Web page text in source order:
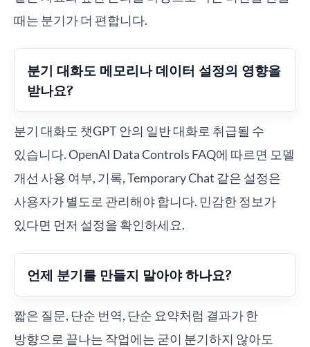
때는 분기가 더 편합니다.
분기 대화도 메모리나 데이터 설정의 영향을
받나요?
분기 대화도 챗GPT 안의 일반 대화로 취급될 수
있습니다. OpenAI Data Controls FAQ에 따르면 모델
개선 사용 여부, 기록, Temporary Chat 같은 설정은
사용자가 별도로 관리해야 합니다. 민감한 정보가
있다면 먼저 설정을 확인하세요.
언제 분기를 만들지 말아야 하나요?
짧은 질문, 단순 번역, 단순 요약처럼 결과가 한
방향으로 끝나는 작업에는 굳이 분기하지 않아도